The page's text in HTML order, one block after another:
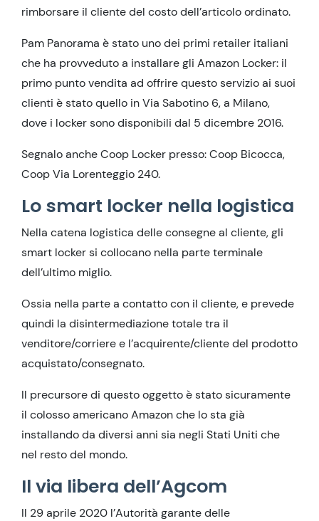
rimborsare il cliente del costo dell’articolo ordinato.
Pam Panorama è stato uno dei primi retailer italiani
che ha provveduto a installare gli Amazon Locker: il
primo punto vendita ad offrire questo servizio ai suoi
clienti è stato quello in Via Sabotino 6, a Milano,
dove i locker sono disponibili dal 5 dicembre 2016.
Segnalo anche Coop Locker presso: Coop Bicocca,
Coop Via Lorenteggio 240.
Lo smart locker nella logistica
Nella catena logistica delle consegne al cliente, gli
smart locker si collocano nella parte terminale
dell’ultimo miglio.
Ossia nella parte a contatto con il cliente, e prevede
quindi la disintermediazione totale tra il
venditore/corriere e l’acquirente/cliente del prodotto
acquistato/consegnato.
Il precursore di questo oggetto è stato sicuramente
il colosso americano Amazon che lo sta già
installando da diversi anni sia negli Stati Uniti che
nel resto del mondo.
Il via libera dell’Agcom
Il 29 aprile 2020 l’Autorità garante delle